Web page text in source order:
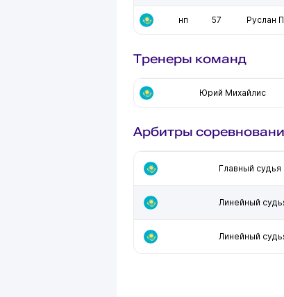
нп 57 Руслан
Тренеры команд
Юрий Михайлис
Арбитры
Главный судья
Линейный
Линейный